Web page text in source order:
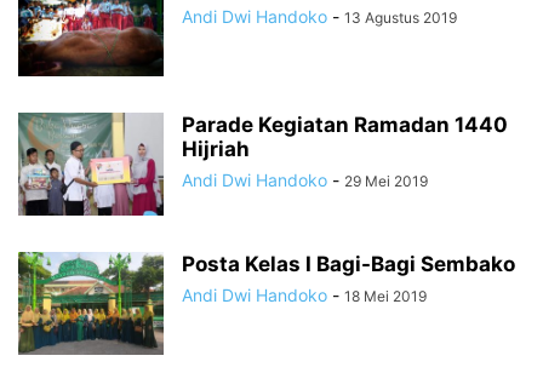
Andi Dwi Handoko - 13 Agustus 2019
Parade Kegiatan Ramadan 1440
Hijriah
Andi Dwi Handoko - 29 Mei 2019
Posta Kelas I Bagi-Bagi Sembako
Andi Dwi Handoko - 18 Mei 2019